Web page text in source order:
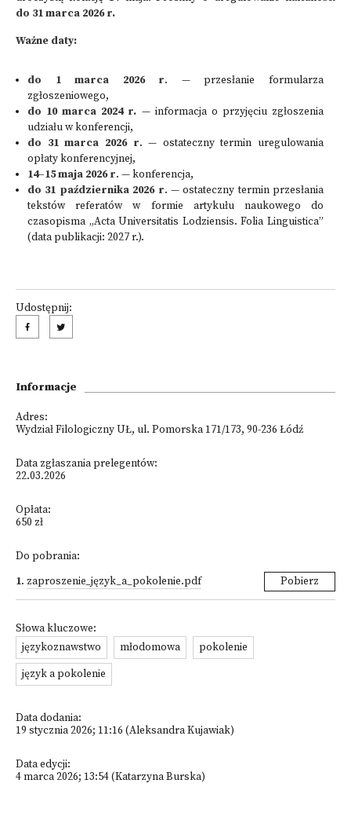
do 31 marca 2026 r.
Ważne daty:
do 1 marca 2026 r. — przesłanie formularza
zgłoszeniowego,
do 10 marca 2024 r. — informacja o przyjęciu zgłoszenia
udziału w konferencji,
do 31 marca 2026 r. — ostateczny termin uregulowania
opłaty konferencyjnej,
14–15 maja 2026 r. — konferencja,
do 31 października 2026 r. — ostateczny termin przesłania
tekstów referatów w formie artykułu naukowego do
czasopisma „Acta Universitatis Lodziensis. Folia Linguistica”
(data publikacji: 2027 r.).
Udostępnij:
Informacje
Adres:
Wydział Filologiczny UŁ, ul. Pomorska 171/173, 90-236 Łódź
Data zgłaszania prelegentów:
22.03.2026
Opłata:
650 zł
Do pobrania:
1. zaproszenie_język_a_pokolenie.pdf Pobierz
Słowa kluczowe:
językoznawstwo
młodomowa
pokolenie
język a pokolenie
Data dodania:
19 stycznia 2026; 11:16 (Aleksandra Kujawiak)
Data edycji:
4 marca 2026; 13:54 (Katarzyna Burska)